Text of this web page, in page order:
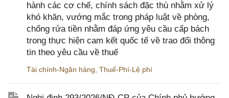
hành các cơ chế, chính sách đặc thù nhằm xử lý
khó khăn, vướng mắc trong pháp luật về phòng,
chống rửa tiền nhằm đáp ứng yêu cầu cấp bách
trong thực hiện cam kết quốc tế về trao đổi thông
tin theo yêu cầu về thuế
Tài chính-Ngân hàng Thuế-Phí-Lệ phí